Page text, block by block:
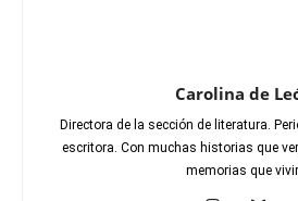
Carolina de
Directora de la sección de literatura.
escritora. Con muchas historias que
memorias que